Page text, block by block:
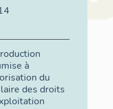
à
du
des droits